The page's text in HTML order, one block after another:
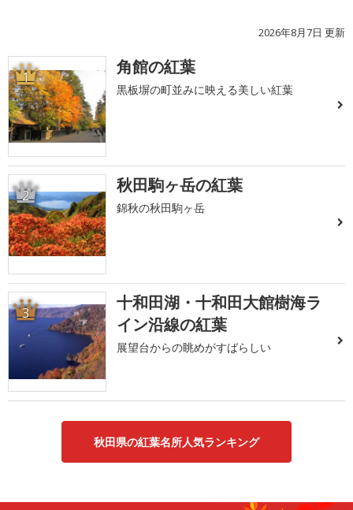
2026年8月7日 更新
1 角館の紅葉
黒板塀の町並みに映える美しい紅葉
2 秋田駒ヶ岳の紅葉
錦秋の秋田駒ヶ岳
3
十和田湖・十和田大館樹海ラ
イン沿線の紅葉
展望台からの眺めがすばらしい
秋田県の紅葉名所人気ランキング